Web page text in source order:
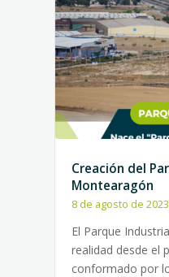
Creación del
Montearagón
8 de agosto de 2023
El Parque
realidad desde el
conformado por